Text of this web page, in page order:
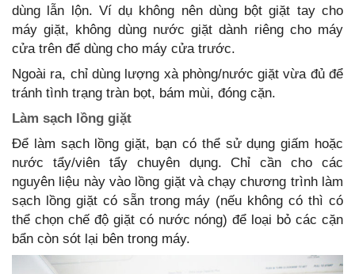
dùng lẫn lộn. Ví dụ không nên dùng bột giặt tay cho
máy giặt, không dùng nước giặt dành riêng cho máy
cửa trên để dùng cho máy cửa trước.
Ngoài ra, chỉ dùng lượng xà phòng/nước giặt vừa đủ để
tránh tình trạng tràn bọt, bám mùi, đóng cặn.
Làm sạch lồng giặt
Để làm sạch lồng giặt, bạn có thể sử dụng giấm hoặc
nước tẩy/viên tẩy chuyên dụng. Chỉ cần cho các
nguyên liệu này vào lồng giặt và chạy chương trình làm
sạch lồng giặt có sẵn trong máy (nếu không có thì có
thể chọn chế độ giặt có nước nóng) để loại bỏ các cặn
bẩn còn sót lại bên trong máy.